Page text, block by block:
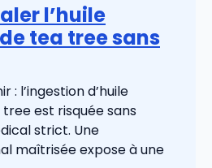
l’huile
tea tree sans
: l’ingestion d’huile
est risquée sans
strict. Une
maîtrisée expose à une